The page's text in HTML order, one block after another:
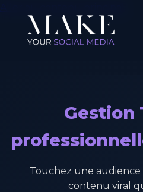
Gestion
Touchez une audience
contenu viral